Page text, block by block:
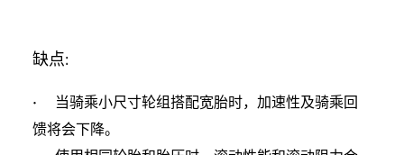
缺点:
• 当骑乘小尺寸轮组搭配宽胎时，加速性及骑乘回
馈将会下降。